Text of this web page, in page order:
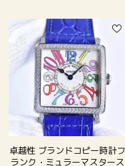
卓越性 ブランドコピー時計フ
ランク・ミュラーマスタース